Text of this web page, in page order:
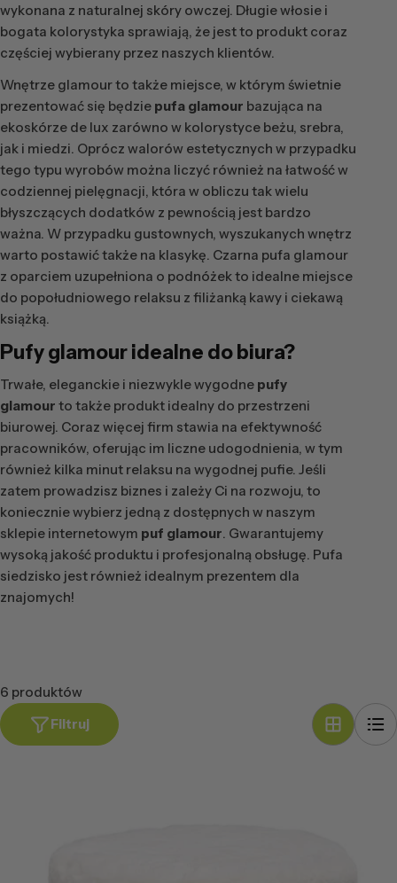
wykonana z naturalnej skóry owczej. Długie włosie i
bogata kolorystyka sprawiają, że jest to produkt coraz
częściej wybierany przez naszych klientów.
Wnętrze glamour to także miejsce, w którym świetnie
prezentować się będzie pufa glamour bazująca na
ekoskórze de lux zarówno w kolorystyce beżu, srebra,
jak i miedzi. Oprócz walorów estetycznych w przypadku
tego typu wyrobów można liczyć również na łatwość w
codziennej pielęgnacji, która w obliczu tak wielu
błyszczących dodatków z pewnością jest bardzo
ważna. W przypadku gustownych, wyszukanych wnętrz
warto postawić także na klasykę. Czarna pufa glamour
z oparciem uzupełniona o podnóżek to idealne miejsce
do popołudniowego relaksu z filiżanką kawy i ciekawą
książką.
Pufy glamour idealne do biura?
Trwałe, eleganckie i niezwykle wygodne pufy
glamour to także produkt idealny do przestrzeni
biurowej. Coraz więcej firm stawia na efektywność
pracowników, oferując im liczne udogodnienia, w tym
również kilka minut relaksu na wygodnej pufie. Jeśli
zatem prowadzisz biznes i zależy Ci na rozwoju, to
koniecznie wybierz jedną z dostępnych w naszym
sklepie internetowym puf glamour. Gwarantujemy
wysoką jakość produktu i profesjonalną obsługę. Pufa
siedzisko jest również idealnym prezentem dla
znajomych!
6 produktów
Filtruj